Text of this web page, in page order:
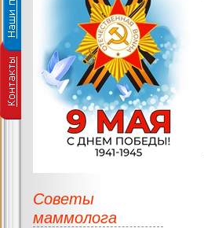
Советы
маммолога